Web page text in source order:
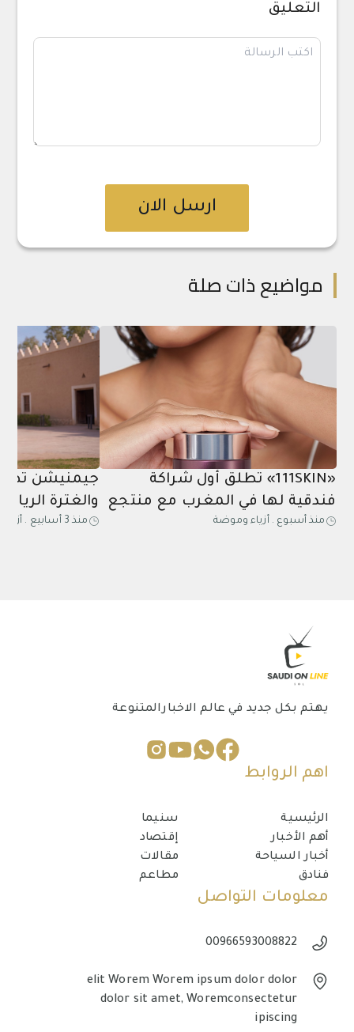
التعليق
ارسل الان
مواضيع ذات صلة
«111SKIN» تطلق أول شراكة
فندقية لها في المغرب مع منتجع
مازاغان
منذ أسبوع . أزياء وموضة
جيمنيشن
والغترة
عشاق
منذ 3 أسابيع .
يهتم بكل جديد في عالم الاخبارالمتنوعة
اهم الروابط
الرئيسية
أهم الأخبار
أخبار السياحة
فنادق
سنيما
إقتصاد
مقالات
مطاعم
معلومات التواصل
00966593008822
elit Worem Worem ipsum dolor dolor
dolor sit amet, Woremconsectetur
ipiscing